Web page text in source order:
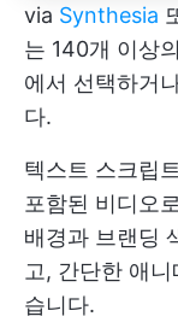
via Synthesia
는 140개 이상
에서 선택하거
다.
텍스트 스크립
포함된 비디오
배경과 브랜딩
고, 간단한 애
습니다.